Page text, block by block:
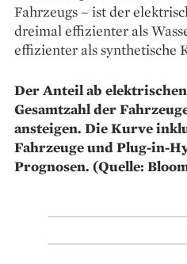
Fahrzeugs – ist der
dreimal effizienter als
effizienter als synthetische
Der Anteil ab
Gesamtzahl der
ansteigen. Die Kurve
Fahrzeuge und Plug-in-
Prognosen. (Quelle: